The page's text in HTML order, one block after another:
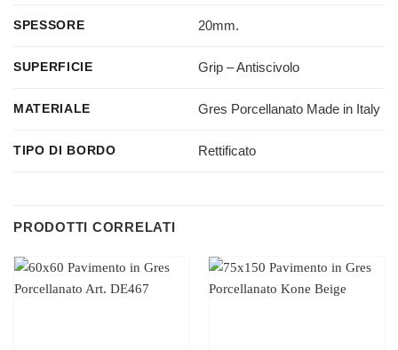
SPESSORE 20mm.
SUPERFICIE Grip – Antiscivolo
MATERIALE Gres Porcellanato Made in Italy
TIPO DI BORDO Rettificato
PRODOTTI CORRELATI